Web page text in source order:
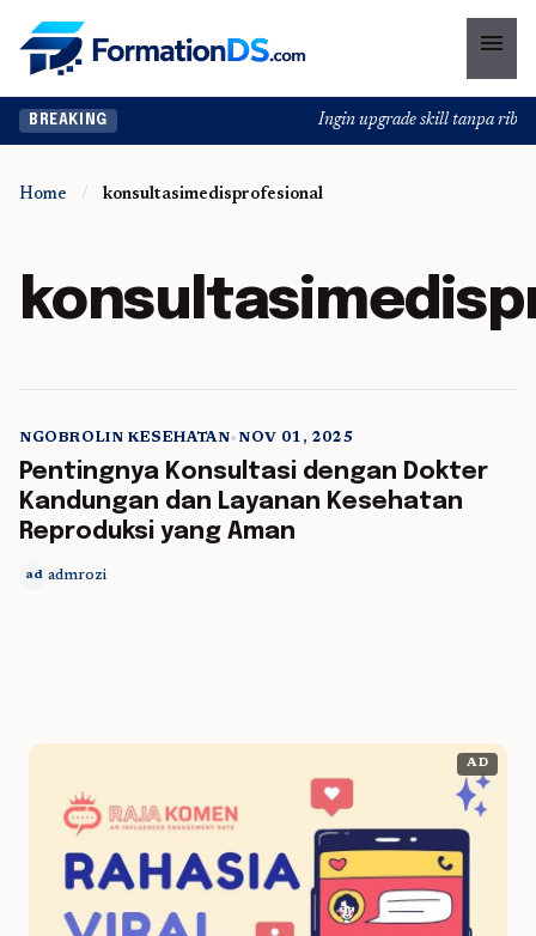
menu
BREAKING Ingin upgrade skill tanpa ribet?
Home / konsultasimedisprofesional
5 min read
NGOBROLIN KESEHATAN•NOV 01, 2025
Pentingnya Konsultasi dengan Dokter
Kandungan dan Layanan Kesehatan
Reproduksi yang Aman
ad admrozi
AD